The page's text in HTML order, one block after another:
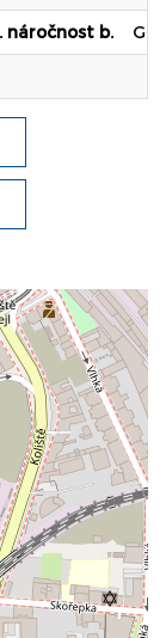
náročnost b. G